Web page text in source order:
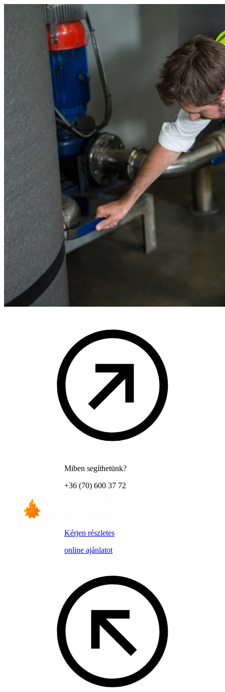
Miben segíthetünk?
+36 (70) 600 37 72
Kérjen részletes
online ajánlatot